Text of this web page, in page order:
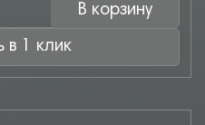
В корзину
Заказать в 1 клик